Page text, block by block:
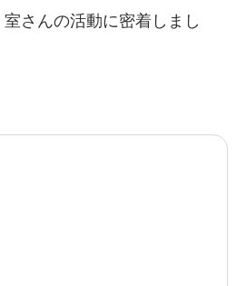
さんの活動に密着しまし